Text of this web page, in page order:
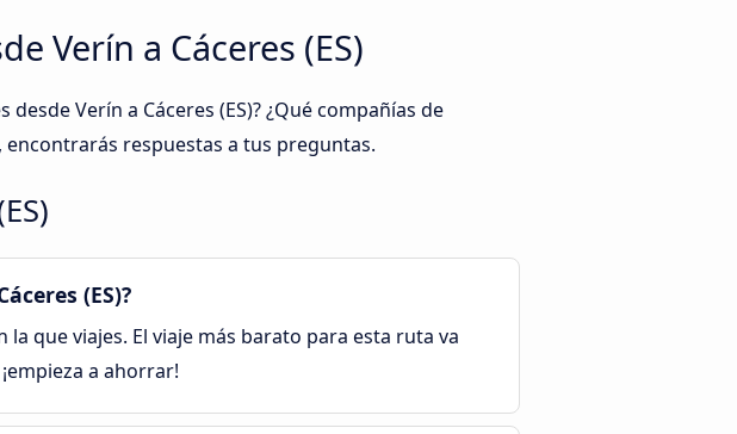
Verín a Cáceres‎‎ (ES)
Verín a Cáceres‎‎ (ES)? ¿Qué compañías de
encontrarás respuestas a tus preguntas.
(ES)?
que viajes. El viaje más barato para esta ruta va
a ahorrar!